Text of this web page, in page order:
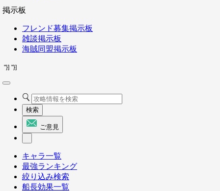
掲示板
フレンド募集掲示板
雑談掲示板
海賊同盟掲示板
"}] "}]
検索
ご意見
キャラ一覧
最強ランキング
絞り込み検索
船長効果一覧